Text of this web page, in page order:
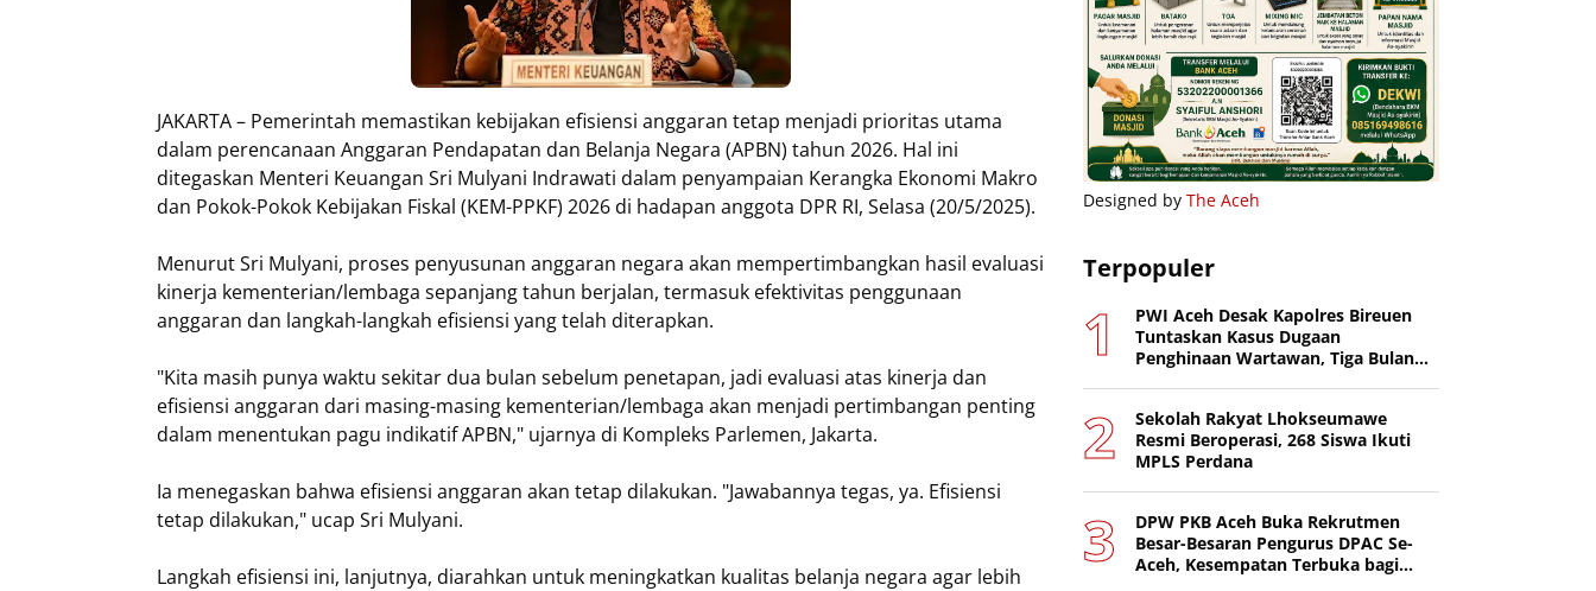
JAKARTA – Pemerintah memastikan kebijakan efisiensi anggaran tetap menjadi prioritas utama
dalam perencanaan Anggaran Pendapatan dan Belanja Negara (APBN) tahun 2026. Hal ini
ditegaskan Menteri Keuangan Sri Mulyani Indrawati dalam penyampaian Kerangka Ekonomi Makro
dan Pokok-Pokok Kebijakan Fiskal (KEM-PPKF) 2026 di hadapan anggota DPR RI, Selasa (20/5/2025).
Menurut Sri Mulyani, proses penyusunan anggaran negara akan mempertimbangkan hasil evaluasi
kinerja kementerian/lembaga sepanjang tahun berjalan, termasuk efektivitas penggunaan
anggaran dan langkah-langkah efisiensi yang telah diterapkan.
"Kita masih punya waktu sekitar dua bulan sebelum penetapan, jadi evaluasi atas kinerja dan
efisiensi anggaran dari masing-masing kementerian/lembaga akan menjadi pertimbangan penting
dalam menentukan pagu indikatif APBN," ujarnya di Kompleks Parlemen, Jakarta.
Ia menegaskan bahwa efisiensi anggaran akan tetap dilakukan. "Jawabannya tegas, ya. Efisiensi
tetap dilakukan," ucap Sri Mulyani.
Langkah efisiensi ini, lanjutnya, diarahkan untuk meningkatkan kualitas belanja negara agar lebih
Designed by The Aceh
Terpopuler
PWI Aceh Desak Kapolres Bireuen
Tuntaskan Kasus Dugaan
Penghinaan Wartawan, Tiga Bulan
Sekolah Rakyat Lhokseumawe
Resmi Beroperasi, 268 Siswa Ikuti
MPLS Perdana
DPW PKB Aceh Buka Rekrutmen
Besar-Besaran Pengurus DPAC Se-
Aceh, Kesempatan Terbuka bagi